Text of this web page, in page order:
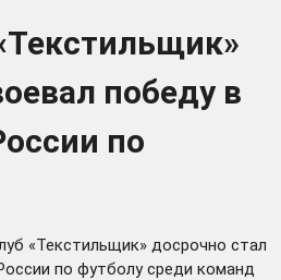
победу в
по
«Текстильщик» досрочно стал
по футболу среди команд